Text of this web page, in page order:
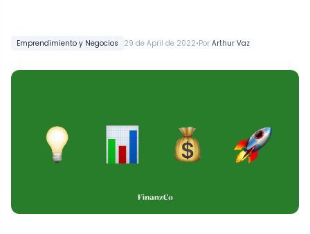
Emprendimiento y Negocios 29 de April de 2022•Por Arthur Vaz